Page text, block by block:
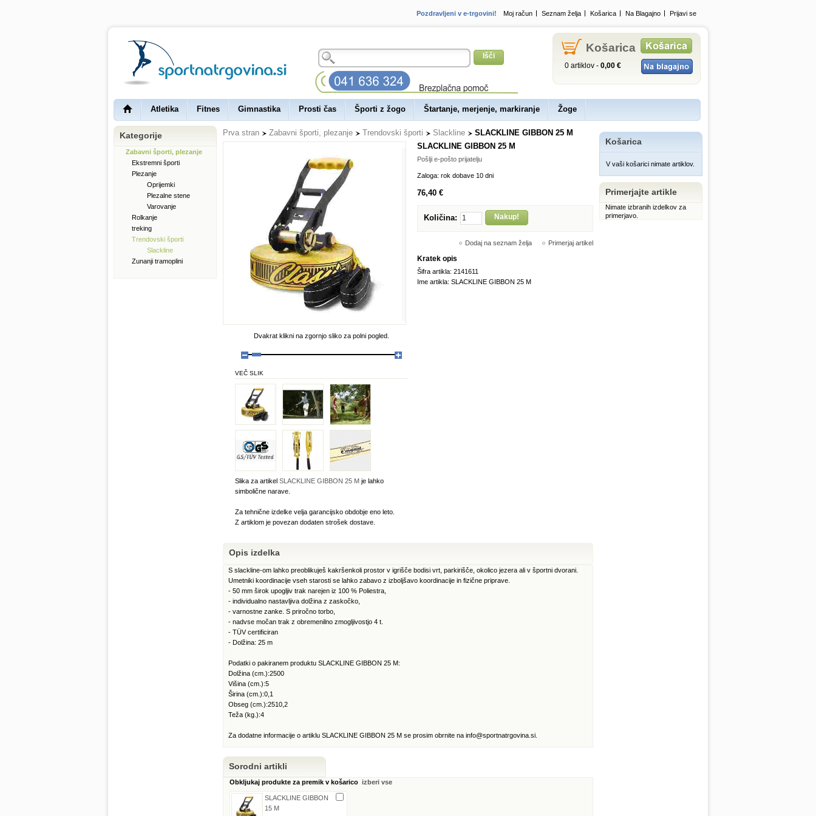
Košarica
0 artiklov - 0,00 €
Atletika Fitnes Gimnastika Prosti čas Športi z žogo Štartanje, merjenje, markiranje Žoge
Pozdravljeni v e-trgovini! Moj račun Seznam želja Košarica Na Blagajno Prijavi se
Išči
Kategorije
Zabavni športi, plezanje
Ekstremni športi
Plezanje
Oprijemki
Plezalne stene
Varovanje
Rolkanje
treking
Trendovski športi
Slackline
Zunanji tramoplini
Prva stran Zabavni športi, plezanje Trendovski športi Slackline
SLACKLINE GIBBON 25 M
SLACKLINE GIBBON 25 M
Pošlji e-pošto prijatelju
Zaloga: rok dobave 10 dni
76,40 €
Količina: Nakup!
Dodaj na seznam želja Primerjaj artikel
Kratek opis
Šifra artikla: 2141611
Ime artikla: SLACKLINE GIBBON 25 M
Dvakrat klikni na zgornjo sliko za polni pogled.
VEČ SLIK
Slika za artikel SLACKLINE GIBBON 25 M je lahko
simbolične narave.
Za tehnične izdelke velja garancijsko obdobje eno leto.
Z artiklom je povezan dodaten strošek dostave.
Opis izdelka
S slackline-om lahko preoblikuješ kakršenkoli prostor v igrišče bodisi vrt, parkirišče, okolico jezera ali v športni dvorani.
Umetniki koordinacije vseh starosti se lahko zabavo z izboljšavo koordinacije in fizične priprave.
- 50 mm širok upogljiv trak narejen iz 100 % Poliestra,
- individualno nastavljiva dolžina z zaskočko,
- varnostne zanke. S priročno torbo,
- nadvse močan trak z obremenilno zmogljivostjo 4 t.
- TÜV certificiran
- Dolžina: 25 m
Podatki o pakiranem produktu SLACKLINE GIBBON 25 M:
Dolžina (cm.):2500
Višina (cm.):5
Širina (cm.):0,1
Obseg (cm.):2510,2
Teža (kg.):4
Za dodatne informacije o artiklu SLACKLINE GIBBON 25 M se prosim obrnite na info@sportnatrgovina.si.
Sorodni artikli
Obkljukaj produkte za premik v košarico izberi vse
SLACKLINE GIBBON
15 M
Košarica
V vaši košarici nimate artiklov.
Primerjajte artikle
Nimate izbranih izdelkov za
primerjavo.